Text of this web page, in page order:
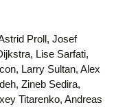
Proll, Josef
Lise Sarfati,
Larry Sultan, Alex
Zineb Sedira,
Titarenko, Andreas